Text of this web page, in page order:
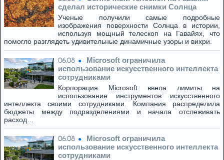
сделал исторические снимки Солнца
Ученые получили самые подробные
изображения поверхности Солнца в истории,
используя мощный телескоп на Гавайях, что
помогло разглядеть удивительные динамичные узоры и вихри.
06.08
Microsoft ограничила
использование искусственного интеллекта
сотрудниками
Корпорация Microsoft ввела лимиты на
использование инструментов искусственного
интеллекта своими сотрудниками. Компания распределила
бюджеты между подразделениями и начала отслеживать
расход…
06.08
Microsoft ограничила
использование искусственного интеллекта
сотрудниками